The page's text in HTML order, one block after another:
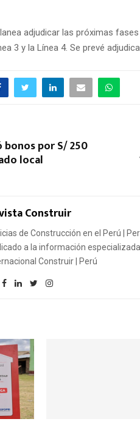
adjudicar las próximas
3 y la Línea 4. Se prevé
por S/ 250
local
Construir
de Construcción en el Perú |
a la información
Construir | Perú